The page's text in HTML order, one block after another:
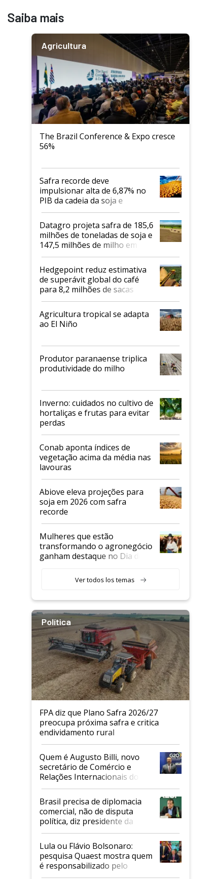
Saiba mais
Agricultura
The Brazil Conference & Expo cresce
56%
Safra recorde deve
impulsionar alta de 6,87% no
PIB da cadeia da soja e
biodiesel em 2026
Datagro projeta safra de 185,6
milhões de toneladas de soja e
147,5 milhões de milho em
2026/27
Hedgepoint reduz estimativa
de superávit global do café
para 8,2 milhões de sacas
Agricultura tropical se adapta
ao El Niño
Produtor paranaense triplica
produtividade do milho
Inverno: cuidados no cultivo de
hortaliças e frutas para evitar
perdas
Conab aponta índices de
vegetação acima da média nas
lavouras
Abiove eleva projeções para
soja em 2026 com safra
recorde
Mulheres que estão
transformando o agronegócio
ganham destaque no Dia do
Ver todos los temas
Política
FPA diz que Plano Safra 2026/27
preocupa próxima safra e critica
endividamento rural
Quem é Augusto Billi, novo
secretário de Comércio e
Relações Internacionais do
Mapa
Brasil precisa de diplomacia
comercial, não de disputa
política, diz presidente da
Faesp
Lula ou Flávio Bolsonaro:
pesquisa Quaest mostra quem
é responsabilizado pelo
tarifaço dos EUA